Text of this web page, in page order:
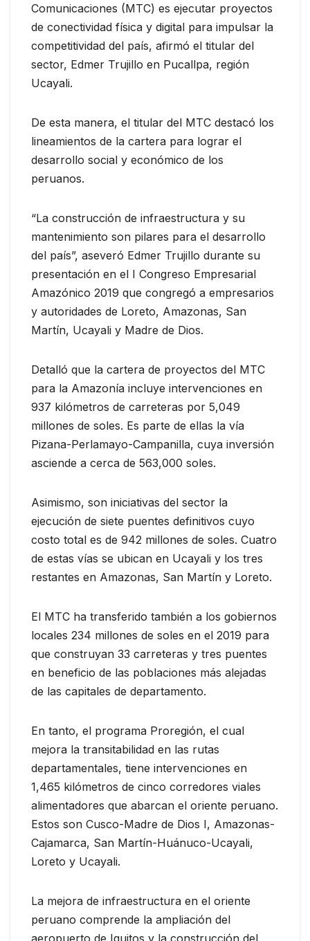
Comunicaciones (MTC) es ejecutar proyectos
de conectividad física y digital para impulsar la
competitividad del país, afirmó el titular del
sector, Edmer Trujillo en Pucallpa, región
Ucayali.
De esta manera, el titular del MTC destacó los
lineamientos de la cartera para lograr el
desarrollo social y económico de los
peruanos.
“La construcción de infraestructura y su
mantenimiento son pilares para el desarrollo
del país”, aseveró Edmer Trujillo durante su
presentación en el I Congreso Empresarial
Amazónico 2019 que congregó a empresarios
y autoridades de Loreto, Amazonas, San
Martín, Ucayali y Madre de Dios.
Detalló que la cartera de proyectos del MTC
para la Amazonía incluye intervenciones en
937 kilómetros de carreteras por 5,049
millones de soles. Es parte de ellas la vía
Pizana-Perlamayo-Campanilla, cuya inversión
asciende a cerca de 563,000 soles.
Asimismo, son iniciativas del sector la
ejecución de siete puentes definitivos cuyo
costo total es de 942 millones de soles. Cuatro
de estas vías se ubican en Ucayali y los tres
restantes en Amazonas, San Martín y Loreto.
El MTC ha transferido también a los gobiernos
locales 234 millones de soles en el 2019 para
que construyan 33 carreteras y tres puentes
en beneficio de las poblaciones más alejadas
de las capitales de departamento.
En tanto, el programa Proregión, el cual
mejora la transitabilidad en las rutas
departamentales, tiene intervenciones en
1,465 kilómetros de cinco corredores viales
alimentadores que abarcan el oriente peruano.
Estos son Cusco-Madre de Dios I, Amazonas-
Cajamarca, San Martín-Huánuco-Ucayali,
Loreto y Ucayali.
La mejora de infraestructura en el oriente
peruano comprende la ampliación del
aeropuerto de Iquitos y la construcción del